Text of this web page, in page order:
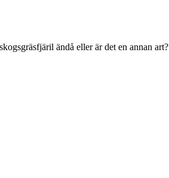
ändå eller är det en annan art?